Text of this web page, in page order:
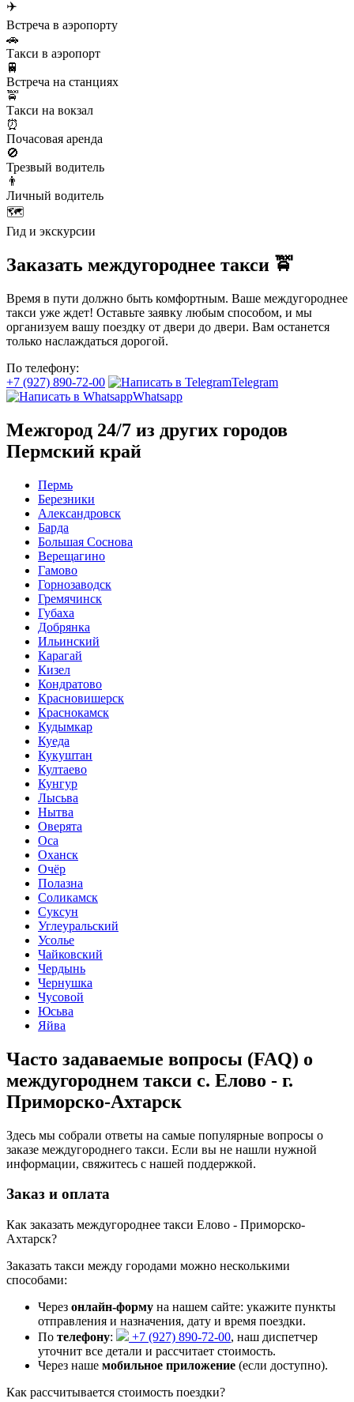
✈️
Встреча в аэропорту
🚗
Такси в аэропорт
🚆
Встреча на станциях
🚖
Такси на вокзал
⏰
Почасовая аренда
🚫
Трезвый водитель
👨
Личный водитель
🗺️
Гид и экскурсии
Заказать междугороднее такси 🚖
Время в пути должно быть комфортным. Ваше междугороднее
такси уже ждет! Оставьте заявку любым способом, и мы
организуем вашу поездку от двери до двери. Вам останется
только наслаждаться дорогой.
По телефону:
+7 (927) 890-72-00
Telegram
Whatsapp
Межгород 24/7 из других городов
Пермский край
Пермь
Березники
Александровск
Барда
Большая Соснова
Верещагино
Гамово
Горнозаводск
Гремячинск
Губаха
Добрянка
Ильинский
Карагай
Кизел
Кондратово
Красновишерск
Краснокамск
Кудымкар
Куеда
Кукуштан
Култаево
Кунгур
Лысьва
Нытва
Оверята
Оса
Оханск
Очёр
Полазна
Соликамск
Суксун
Углеуральский
Усолье
Чайковский
Чердынь
Чернушка
Чусовой
Юсьва
Яйва
Часто задаваемые вопросы (FAQ) о
междугороднем такси с. Елово - г.
Приморско-Ахтарск
Здесь мы собрали ответы на самые популярные вопросы о
заказе междугороднего такси. Если вы не нашли нужной
информации, свяжитесь с нашей поддержкой.
Заказ и оплата
Как заказать междугороднее такси Елово - Приморско-
Ахтарск?
Заказать такси между городами можно несколькими
способами:
Через онлайн-форму на нашем сайте: укажите пункты
отправления и назначения, дату и время поездки.
По телефону: +7 (927) 890-72-00, наш диспетчер
уточнит все детали и рассчитает стоимость.
Через наше мобильное приложение (если доступно).
Как рассчитывается стоимость поездки?